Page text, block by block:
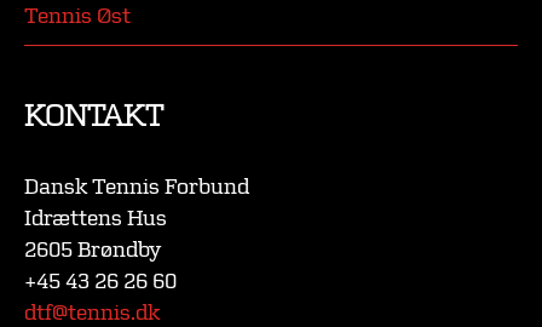
Tennis Øst
KONTAKT
Dansk Tennis Forbund
Idrættens Hus
2605 Brøndby
+45 43 26 26 60
dtf@tennis.dk